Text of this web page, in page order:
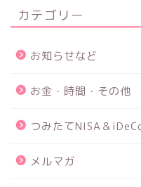
カテゴリー
お知らせなど
お金・時間・その他
つみたてNISA＆
メルマガ